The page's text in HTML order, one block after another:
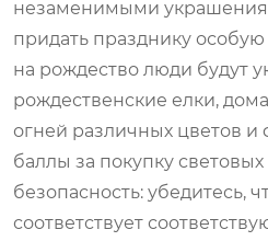
незаменимыми
придать празднику
на рождество люди будут
рождественские елки,
огней различных цветов и
баллы за покупку
безопасность: убедитесь,
соответствует